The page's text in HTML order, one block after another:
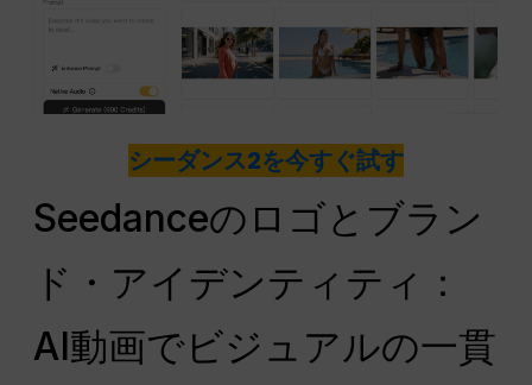
シーダンス2を今すぐ試す
Seedanceのロゴとブラン
ド・アイデンティティ：
AI動画でビジュアルの一貫